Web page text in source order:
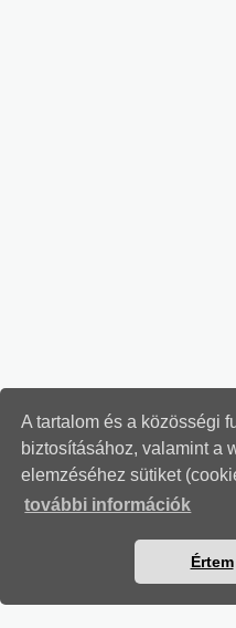
A tartalom és a közösségi
biztosításához, valamint a
elemzéséhez sütiket
további információk
Értem